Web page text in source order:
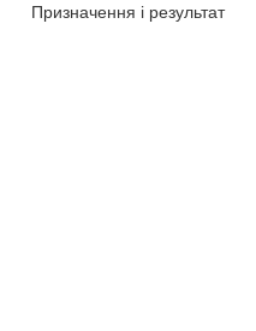
Призначення і результат